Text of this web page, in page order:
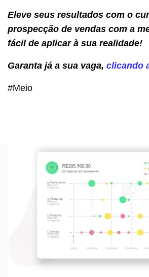
Eleve seus resultados com o
prospecção de vendas com a
fácil de aplicar à sua realidade!
Garanta já a sua vaga, clicando
#Meio